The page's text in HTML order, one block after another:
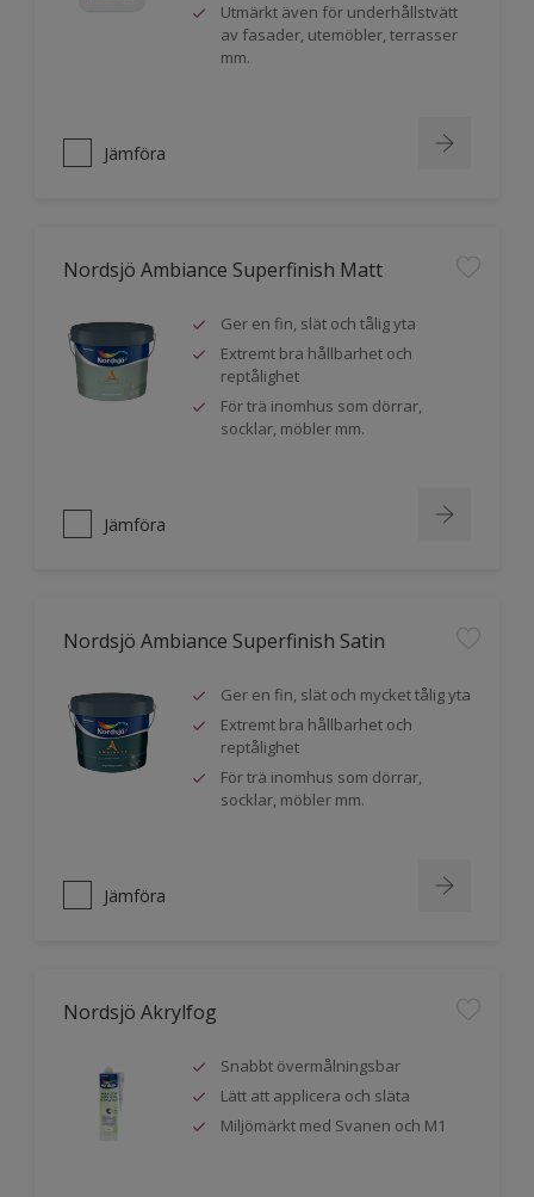
Utmärkt även för underhållstvätt
av fasader, utemöbler, terrasser
mm.
Jämföra
Nordsjö Ambiance Superfinish Matt
Ger en fin, slät och tålig yta
Extremt bra hållbarhet och
reptålighet
För trä inomhus som dörrar,
socklar, möbler mm.
Jämföra
Nordsjö Ambiance Superfinish Satin
Ger en fin, slät och mycket tålig yta
Extremt bra hållbarhet och
reptålighet
För trä inomhus som dörrar,
socklar, möbler mm.
Jämföra
Nordsjö Akrylfog
Snabbt övermålningsbar
Lätt att applicera och släta
Miljömärkt med Svanen och M1